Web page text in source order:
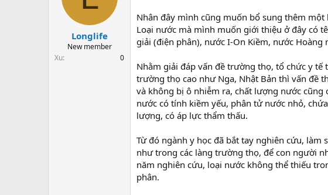
n
s
:
Longlife
New member
Xu
0
Nhân đây mình cũng muốn bổ sung thêm
Loại nước mà mình muốn giới thiệu ở đây có
giải (điện phân), nước I-On Kiềm, nước Hoàng
Nhằm giải đáp vấn đề trường thọ, tổ chức y
trường thọ cao như Nga, Nhật Bản thì vấn đề
và không bị ô nhiễm ra, chất lượng nước
nước có tính kiềm yếu, phân tử nước nhỏ,
lượng, có áp lực thẩm thấu.
Từ đó ngành y học đã bắt tay nghiên cứu,
như trong các làng trường thọ, để con người
năm nghiên cứu, loại nước không thể thiếu
phân.